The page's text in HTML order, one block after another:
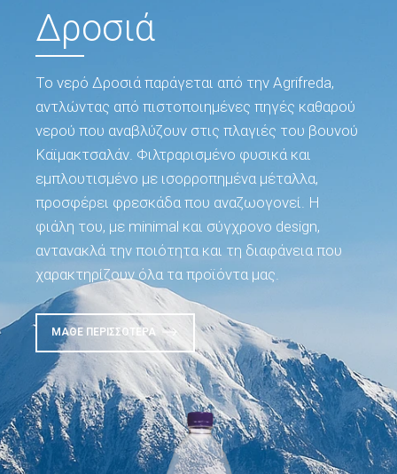
Δροσιά
Το νερό Δροσιά παράγεται από την Agrifreda,
αντλώντας από πιστοποιημένες πηγές καθαρού
νερού που αναβλύζουν στις πλαγιές του βουνού
Καϊμακτσαλάν. Φιλτραρισμένο φυσικά και
εμπλουτισμένο με ισορροπημένα μέταλλα,
προσφέρει φρεσκάδα που αναζωογονεί. Η
φιάλη του, με minimal και σύγχρονο design,
αντανακλά την ποιότητα και τη διαφάνεια που
χαρακτηρίζουν όλα τα προϊόντα μας.
ΜΆΘΕ ΠΕΡΙΣΣΌΤΕΡΑ